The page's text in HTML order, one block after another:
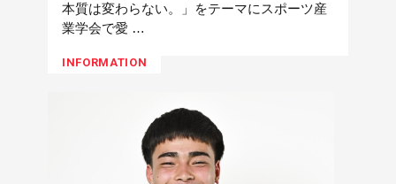
本質は変わらない。」をテーマにスポーツ産
業学会で愛 …
INFORMATION